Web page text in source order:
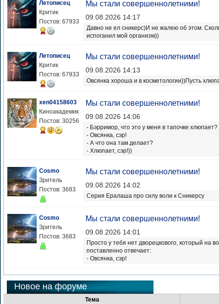
Летописец
Критик
Постов: 67933
Мы стали совершеннолетними!
09.08.2026 14:17
Давно не ел сникерс)И не жалею об этом.
испоганил мой организм))
Летописец
Критик
Постов: 67933
Мы стали совершеннолетними!
09.08.2026 14:13
Овсянка хороша и в косметологии))Пусть
xen04158603
Киноакадемик
Постов: 30256
Мы стали совершеннолетними!
09.08.2026 14:06
- Бэрримор, что это у меня в тапочке хлюпает?
- Овсянка, сэр!
- А что она там делает?
- Хлюпает, сэр!))
Cosmo
Зритель
Постов: 3683
Мы стали совершеннолетними!
09.08.2026 14:02
Серия Ералаша про силу воли к Сникерсу
Cosmo
Зритель
Постов: 3683
Мы стали совершеннолетними!
09.08.2026 14:01
Просто у тебя нет дворецкового, который на
поставленно отвечает:
- Овсянка, сэр!
Новое на форуме
Тема